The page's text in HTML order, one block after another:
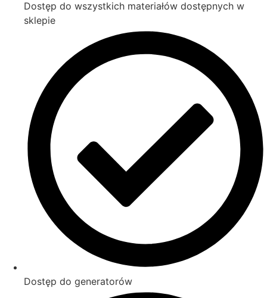
Dostęp do wszystkich materiałów dostępnych w
sklepie
Dostęp do generatorów